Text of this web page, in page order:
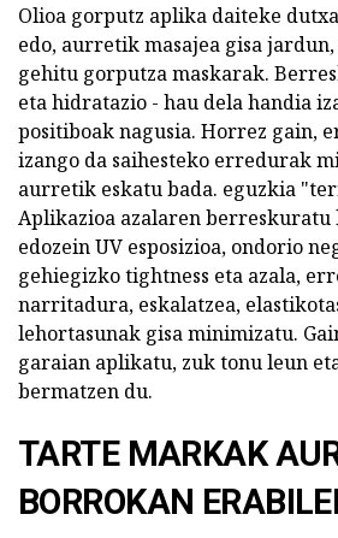
Olioa gorputz aplika daiteke
edo, aurretik masajea gisa
gehitu gorputza maskarak.
eta hidratazio - hau dela handia
positiboak nagusia. Horrez gain,
izango da saihesteko erredurak
aurretik eskatu bada. eguzkia
Aplikazioa azalaren berreskuratu
edozein UV esposizioa, ondorio
gehiegizko tightness eta azala,
narritadura, eskalatzea,
lehortasunak gisa minimizatu.
garaian aplikatu, zuk tonu leun
bermatzen du.
TARTE MARKAK
BORROKAN